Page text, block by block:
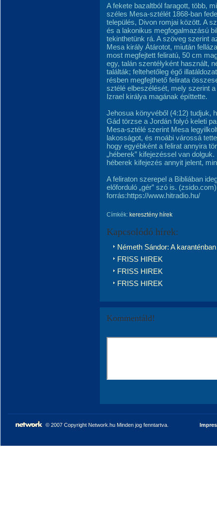
A fekete bazaltból faragott, több,
széles Mesa-sztélét 1868-ban
település, Divon romjai között. A
és a lakonikus megfogalmazású
tekinthetünk rá. A szöveg szerint
Mesa király Átárotot, miután
most megfejtett feliratú, 50 cm
egy, talán szentélyként használt,
találták; feltehetőleg égő
résben megfejthető felirata
sztélé elbeszélését, mely szerint
Izrael királya magának építtette.
Jehosua könyvéből (4:12) tudjuk,
Gád törzse a Jordán folyó keleti
Mesa-sztélé szerint Mesa
lakosságot, és moábi várossá
hogy egyébként a felirat annyira
„héberek” kifejezéssel van
héberek kifejezés annyit jelent,
A feliraton szerepel a Bibliában
előforduló „gér” szó is. (zsido.com)
forrás:https://www.hitradio.hu/
Címkék: keresztény hírek
Kapcsolódó hírek:
Németh Sándor: A
FRISS HIREK
FRISS HIREK
FRISS HIREK
Kommentáld!
© 2007 Copyright Network.hu Minden jog fenntartva.